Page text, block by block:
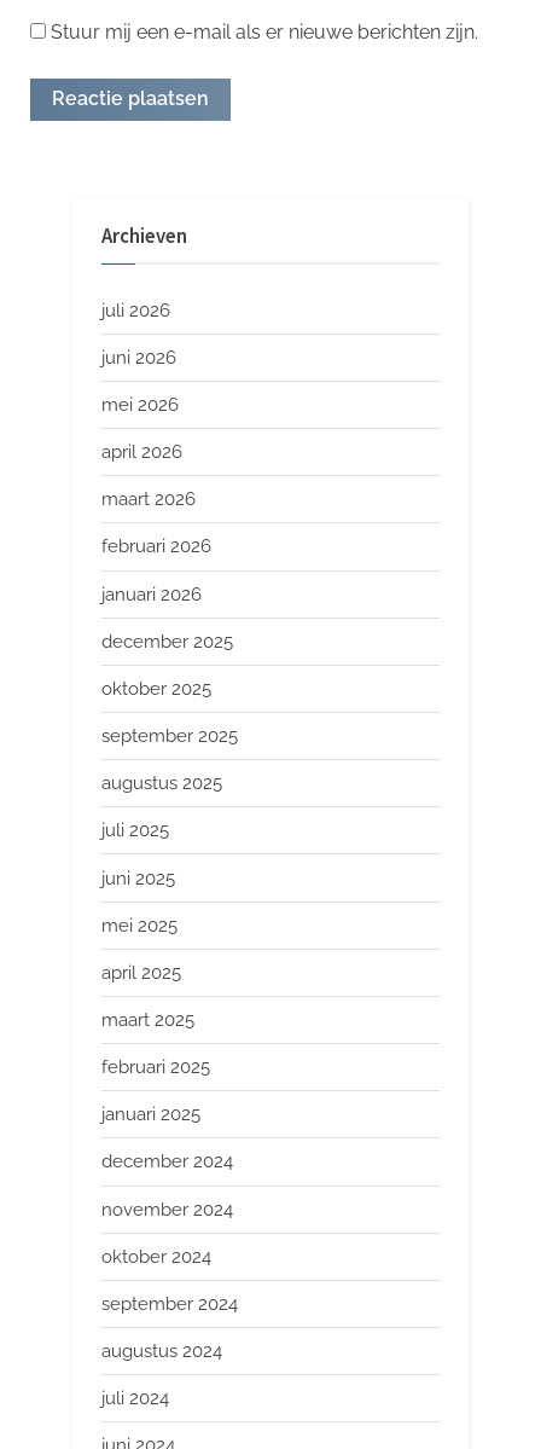
Stuur mij een e-mail als er nieuwe berichten zijn.
Archieven
juli 2026
juni 2026
mei 2026
april 2026
maart 2026
februari 2026
januari 2026
december 2025
oktober 2025
september 2025
augustus 2025
juli 2025
juni 2025
mei 2025
april 2025
maart 2025
februari 2025
januari 2025
december 2024
november 2024
oktober 2024
september 2024
augustus 2024
juli 2024